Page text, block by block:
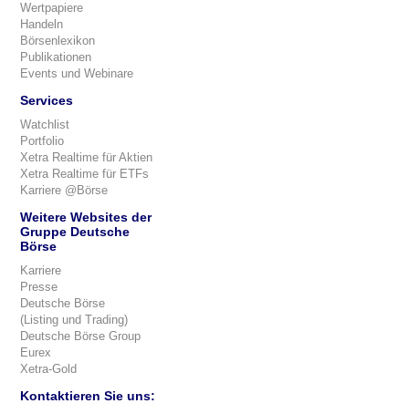
Wertpapiere
Handeln
Börsenlexikon
Publikationen
Events und Webinare
Services
Watchlist
Portfolio
Xetra Realtime für Aktien
Xetra Realtime für ETFs
Karriere @Börse
Weitere Websites der
Gruppe Deutsche
Börse
Karriere
Presse
Deutsche Börse
(Listing und Trading)
Deutsche Börse Group
Eurex
Xetra-Gold
Kontaktieren Sie uns: